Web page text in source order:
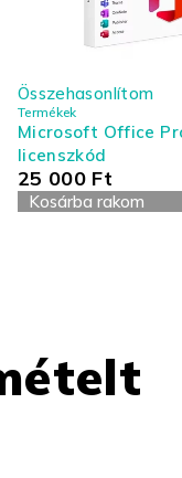
Termékek
Microsoft Office
licenszkód
Összehasonlítom
25 000 Ft
Kosárba rakom